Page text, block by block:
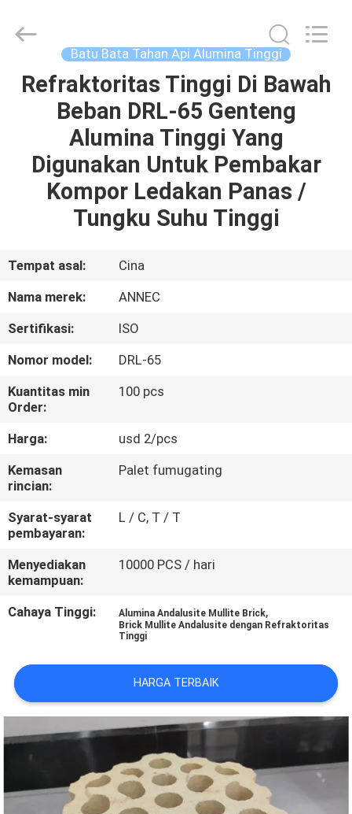
RUMAH
PRODUK
TENTANG
TUR
PABRIK
KONTROL
KUALITAS
HUBUNGI
KAMI
BERITA
KASUS-
KASUS
SITEMAP
KEBIJAKAN
PRIVASI
Industrial
Rights
Reserved.
Batu Bata Tahan Api Alumina Tinggi
Refraktoritas Tinggi Di Bawah
Beban DRL-65 Genteng
Alumina Tinggi Yang
Digunakan Untuk Pembakar
Kompor Ledakan Panas /
Tungku Suhu Tinggi
Tempat asal:
Cina
Nama merek:
ANNEC
Sertifikasi:
ISO
Nomor model:
DRL-65
Kuantitas min
Order:
100 pcs
Harga:
usd 2/pcs
Kemasan
rincian:
Palet fumugating
Syarat-syarat
pembayaran:
L / C, T / T
Menyediakan
kemampuan:
10000 PCS / hari
Cahaya Tinggi: Alumina Andalusite Mullite Brick,
Brick Mullite Andalusite dengan Refraktoritas
Tinggi
HARGA TERBAIK